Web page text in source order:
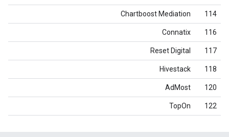
114
Chartboost Mediation
116
Connatix
117
Reset Digital
118
Hivestack
120
AdMost
122
TopOn